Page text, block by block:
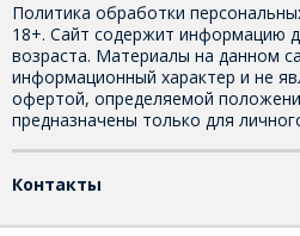
Политика обработки
18+. Сайт содержит информацию
возраста. Материалы на данном
информационный характер и не
офертой, определяемой
предназначены только для
Контакты